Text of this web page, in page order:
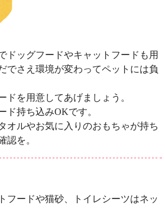
ドッグフードやキャットフードも用
でさえ環境が変わってペットには負
ドを用意してあげましょう。
ド持ち込みOKです。
オルやお気に入りのおもちゃが持ち
認を。
フードや猫砂、トイレシーツはネッ